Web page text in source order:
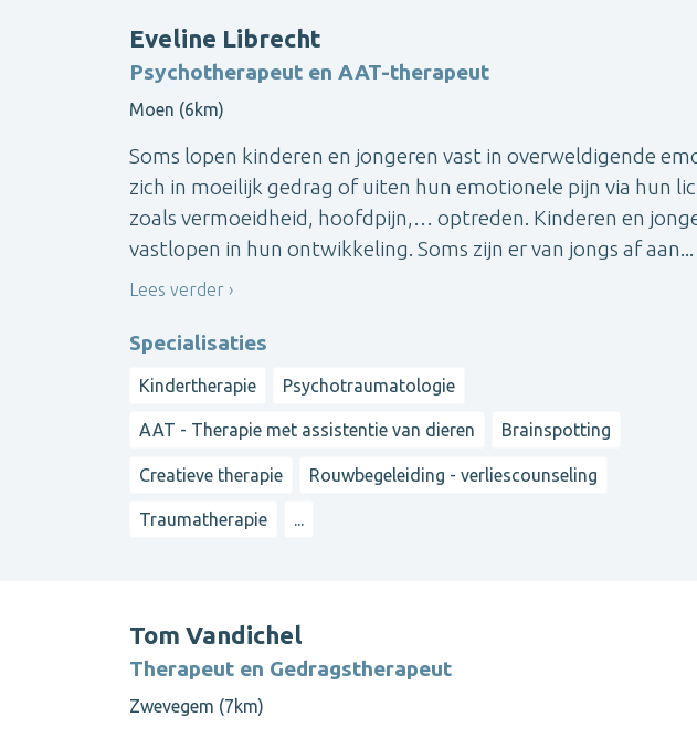
Eveline Librecht
Psychotherapeut en AAT-therapeut
Moen (6km)
Soms lopen kinderen en jongeren vast in overweldigende
zich in moeilijk gedrag of uiten hun emotionele pijn via hun
zoals vermoeidheid, hoofdpijn,… optreden. Kinderen en
vastlopen in hun ontwikkeling. Soms zijn er van jongs af aan...
Lees verder
Specialisaties
Kindertherapie Psychotraumatologie
AAT - Therapie met assistentie van dieren Brainspotting
Creatieve therapie Rouwbegeleiding - verliescounseling
Traumatherapie ...
Tom Vandichel
Therapeut en Gedragstherapeut
Zwevegem (7km)